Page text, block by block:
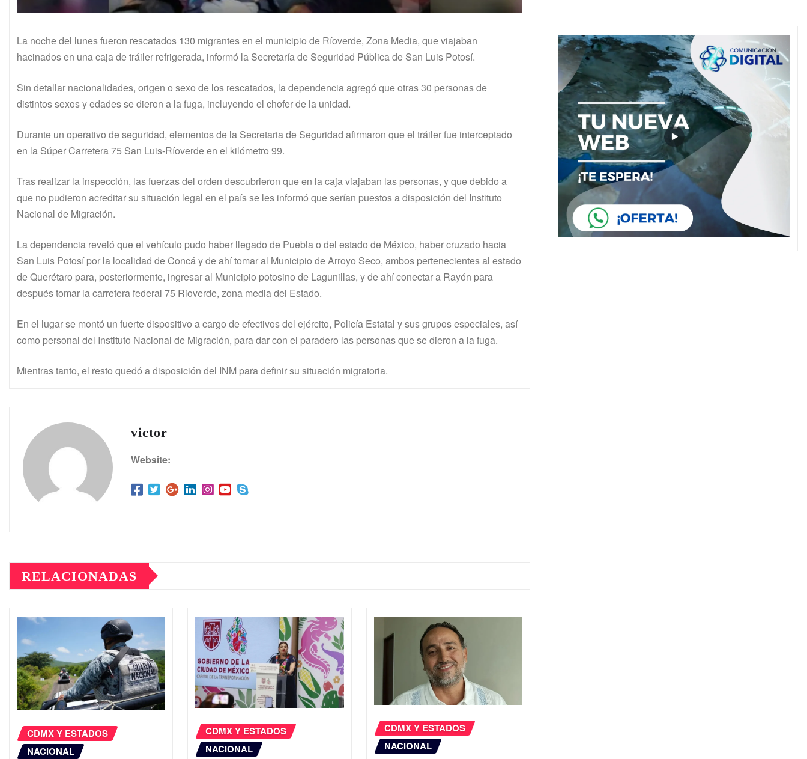
La noche del lunes fueron rescatados 130 migrantes en el municipio de Ríoverde, Zona Media, que viajaban
hacinados en una caja de tráiler refrigerada, informó la Secretaría de Seguridad Pública de San Luis Potosí.
Sin detallar nacionalidades, origen o sexo de los rescatados, la dependencia agregó que otras 30 personas de
distintos sexos y edades se dieron a la fuga, incluyendo el chofer de la unidad.
Durante un operativo de seguridad, elementos de la Secretaria de Seguridad afirmaron que el tráiler fue interceptado
en la Súper Carretera 75 San Luis-Ríoverde en el kilómetro 99.
Tras realizar la inspección, las fuerzas del orden descubrieron que en la caja viajaban las personas, y que debido a
que no pudieron acreditar su situación legal en el país se les informó que serían puestos a disposición del Instituto
Nacional de Migración.
La dependencia reveló que el vehículo pudo haber llegado de Puebla o del estado de México, haber cruzado hacia
San Luis Potosí por la localidad de Concá y de ahí tomar al Municipio de Arroyo Seco, ambos pertenecientes al estado
de Querétaro para, posteriormente, ingresar al Municipio potosino de Lagunillas, y de ahí conectar a Rayón para
después tomar la carretera federal 75 Rioverde, zona media del Estado.
En el lugar se montó un fuerte dispositivo a cargo de efectivos del ejército, Policía Estatal y sus grupos especiales, así
como personal del Instituto Nacional de Migración, para dar con el paradero las personas que se dieron a la fuga.
Mientras tanto, el resto quedó a disposición del INM para definir su situación migratoria.
victor
Website:
RELACIONADAS
CDMX Y ESTADOS
NACIONAL
CDMX Y ESTADOS
NACIONAL
CDMX Y ESTADOS
NACIONAL